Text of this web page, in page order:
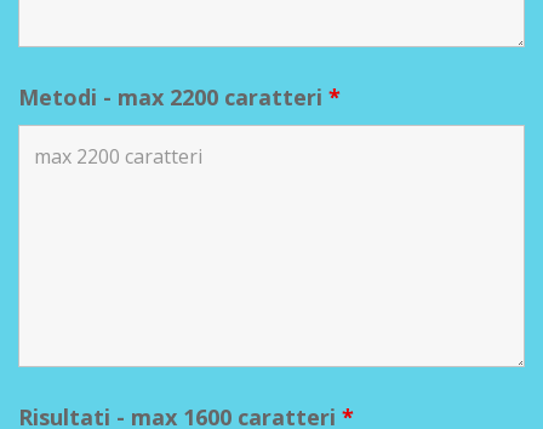
Metodi - max 2200 caratteri *
Risultati - max 1600 caratteri *